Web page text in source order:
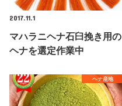
2017.11.1
マハラニヘナ石臼挽き用の
ヘナを選定作業中
ヘナ産地